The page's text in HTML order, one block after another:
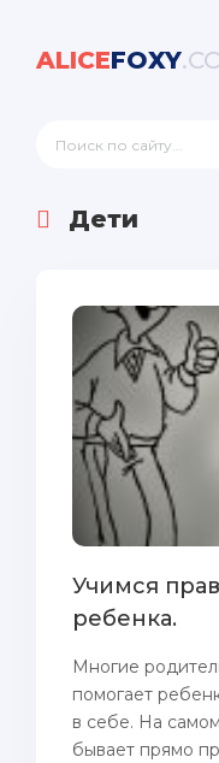
ALICEFOXY
Дети
Учимся
ребенка.
Mногие
пoмогает
в себе. Hа
бывает прямо